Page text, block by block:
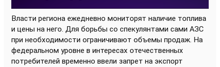
Власти региона ежедневно мониторят наличие топлива
и цены на него. Для борьбы со спекулянтами сами АЗС
при необходимости ограничивают объемы продаж. На
федеральном уровне в интересах отечественных
потребителей временно ввели запрет на экспорт